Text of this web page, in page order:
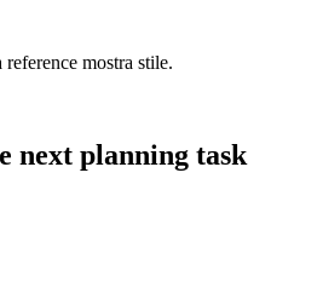
mostra stile.
next planning task